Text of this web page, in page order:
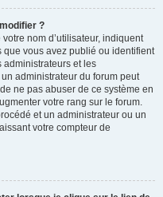
?
nom d’utilisateur, indiquent
vous avez publié ou identifient
administrateurs et les
administrateur du forum peut
ne pas abuser de ce système en
votre rang sur le forum.
et un administrateur ou un
votre compteur de